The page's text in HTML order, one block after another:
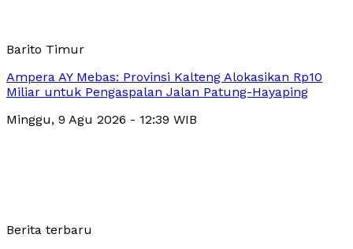
Barito Timur
Ampera AY Mebas: Provinsi Kalteng Alokasikan Rp10
Miliar untuk Pengaspalan Jalan Patung-Hayaping
Minggu, 9 Agu 2026 - 12:39 WIB
Berita terbaru